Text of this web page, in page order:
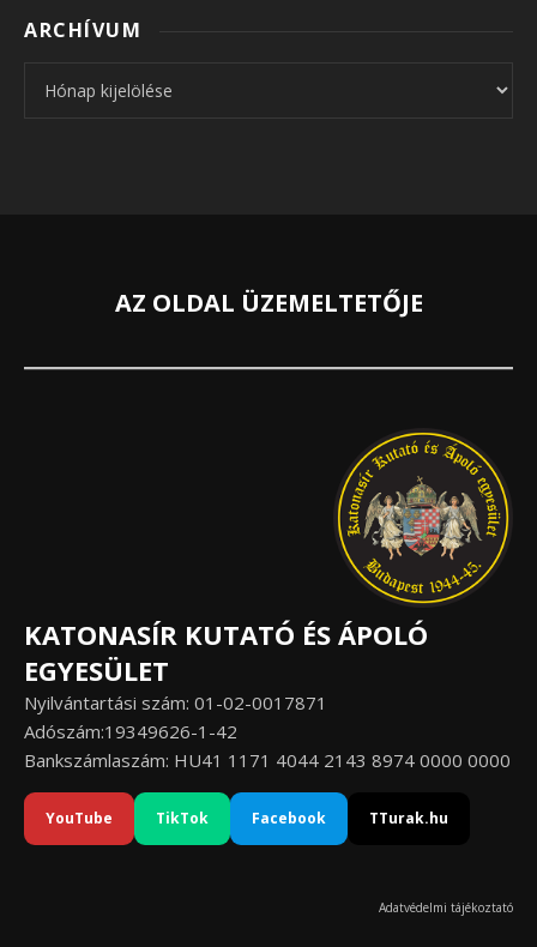
ARCHÍVUM
AZ OLDAL ÜZEMELTETŐJE
KATONASÍR KUTATÓ ÉS ÁPOLÓ
EGYESÜLET
Nyilvántartási szám: 01-02-0017871
Adószám:19349626-1-42
Bankszámlaszám: HU41 1171 4044 2143 8974 0000 0000
YouTube TikTok Facebook TTurak.hu
Adatvédelmi tájékoztató